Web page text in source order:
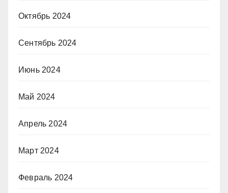
Октябрь 2024
Сентябрь 2024
Июнь 2024
Май 2024
Апрель 2024
Март 2024
Февраль 2024